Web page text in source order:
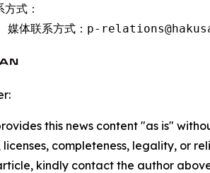
式：
体联系方式：p-
this news content "as is"
licenses, completeness, legality, or
kindly contact the author